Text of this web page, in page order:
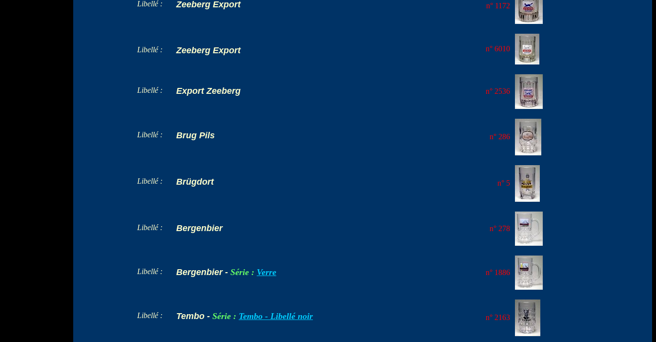
Libellé : Zeeberg Export n° 1172
Libellé : Zeeberg Export n° 6010
Libellé : Export Zeeberg n° 2536
Libellé : Brug Pils n° 286
Libellé : Brügdort n° 5
Libellé : Bergenbier n° 278
Libellé : Bergenbier - Série : Verre n° 1886
Libellé : Tembo - Série : Tembo - Libellé noir n° 2163